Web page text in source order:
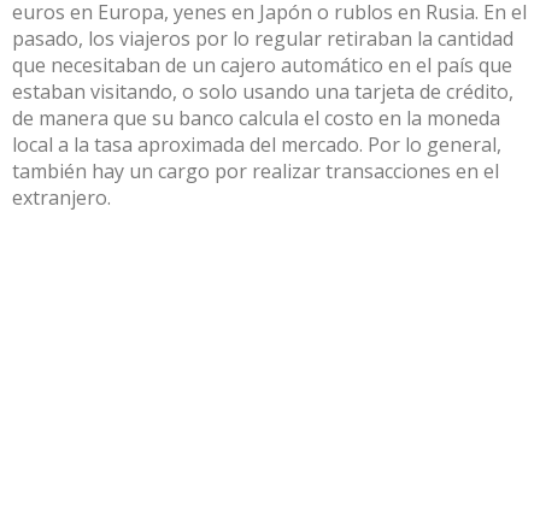
euros en Europa, yenes en Japón o rublos en Rusia. En el
pasado, los viajeros por lo regular retiraban la cantidad
que necesitaban de un cajero automático en el país que
estaban visitando, o solo usando una tarjeta de crédito,
de manera que su banco calcula el costo en la moneda
local a la tasa aproximada del mercado. Por lo general,
también hay un cargo por realizar transacciones en el
extranjero.